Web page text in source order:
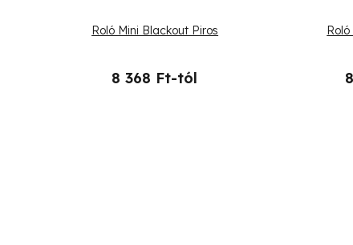
Roló Mini Blackout Piros
8 368 Ft-tól